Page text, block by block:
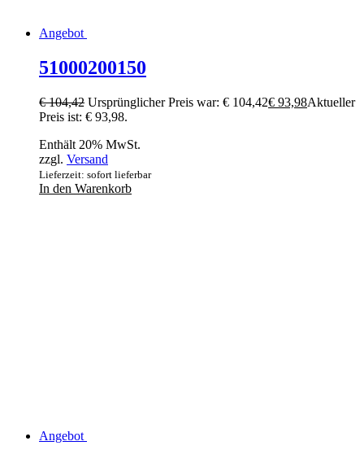
Angebot
51000200150
€104,42 Ursprünglicher Preis war: € 104,42€ 93,98Aktueller
Preis ist: € 93,98.
Enthält 20% MwSt.
zzgl. Versand
Lieferzeit: sofort lieferbar
In den Warenkorb
Angebot